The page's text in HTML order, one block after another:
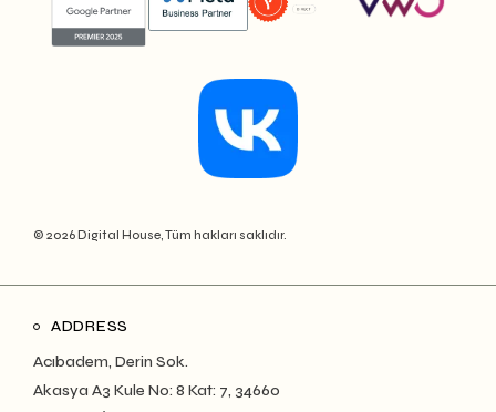
© 2026 Digital House, Tüm hakları saklıdır.
ADDRESS
Acıbadem, Derin Sok.
Akasya A3 Kule No: 8 Kat: 7, 34660